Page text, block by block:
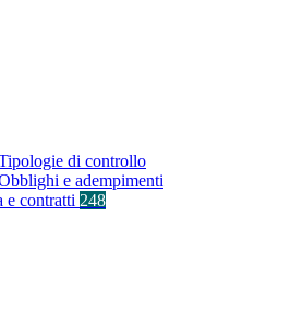
di controllo
e adempimenti
e contratti 248